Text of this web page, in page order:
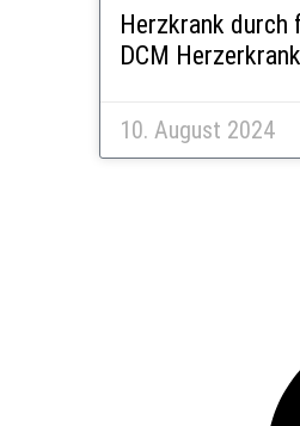
Herzkrank durch
DCM
10. August 2024